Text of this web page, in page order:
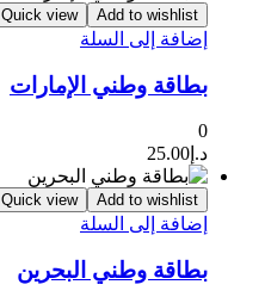
Add to wishlist
Quick view
إضافة إلى السلة
بطاقة وطني الإمارات
0
د.إ 25.00
Add to wishlist
Quick view
إضافة إلى السلة
بطاقة وطني البحرين